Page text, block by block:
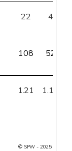
22
4
108 52
1.21
1.15
© SPW - 2025